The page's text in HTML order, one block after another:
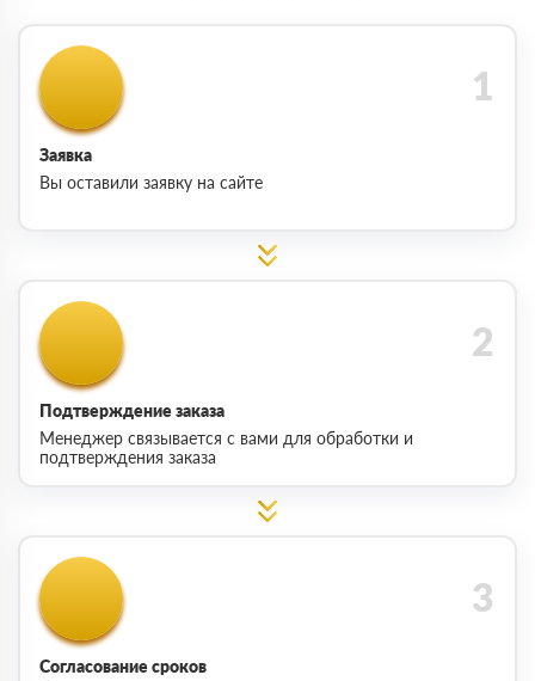
Заявка
Вы оставили заявку на сайте
Подтверждение заказа
Менеджер связывается с вами для обработки и
подтверждения заказа
Согласование сроков